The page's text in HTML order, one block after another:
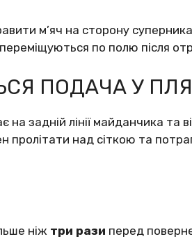
м’яч на сторону
переміщуються по полю після
ПОДАЧА У
на задній лінії майданчика та
пролітати над сіткою та
ніж три рази перед